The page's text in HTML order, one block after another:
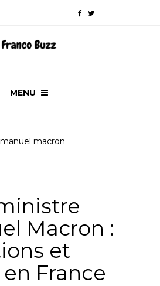
MENU
Macron :
et
France